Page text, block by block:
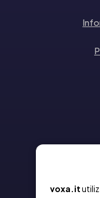
voxa.it